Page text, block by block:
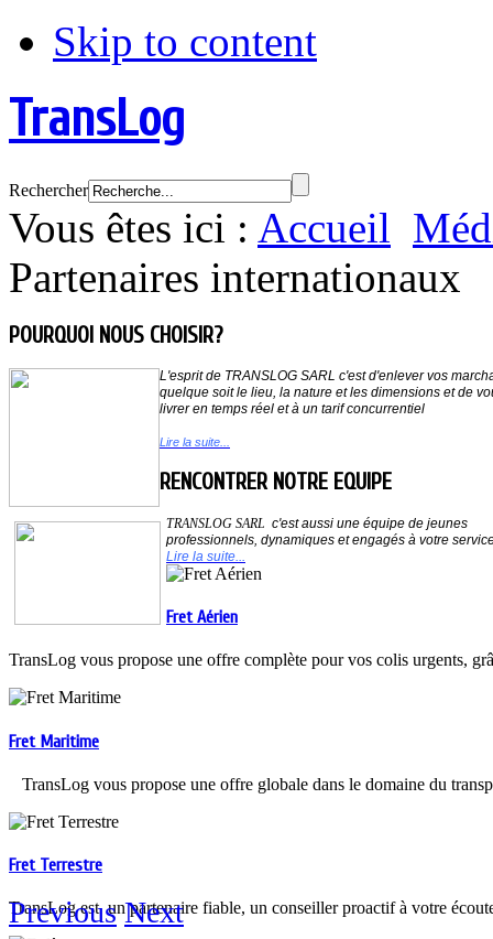
Skip to content
TransLog
Rechercher
Vous êtes ici : Accueil
Partenaires internationaux
POURQUOI NOUS CHOISIR?
L'esprit de TRANSLOG SARL c'est d'enlever vos
quelque soit le lieu, la nature et les dimensions et de
livrer en temps réel et à un tarif concurrentiel
Lire la suite...
RENCONTRER NOTRE EQUIPE
TRANSLOG SARL c'est aussi une équipe de jeunes
professionnels, dynamiques et engagés à votre
Lire la suite...
Fret Aérien
TransLog vous propose une offre complète pour vos colis urgents,
Fret Maritime
TransLog vous propose une offre globale dans le domaine du
Fret Terrestre
TransLog est un partenaire fiable, un conseiller proactif à votre
Previous Next